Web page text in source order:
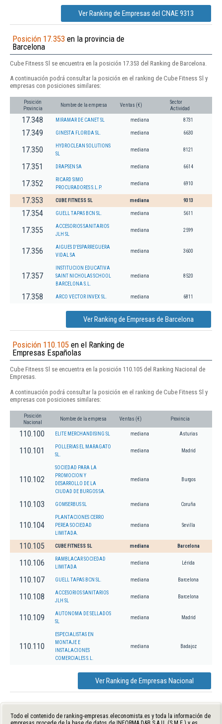
Ver Ranking de Empresas del CNAE 9313
Posición 17.353 en la provincia de
Barcelona
Cube Fitness Sl se encuentra en la posición 17.353 del Ranking de Barcelona.
A continuación podrá consultar la posición en el ranking de Cube Fitness Sl y
empresas con posiciones similares:
Posición
Provincia
Nombre de la empresa Ventas (€)
Sector
Actividad
17.348 MIRAMAR DE CANET SL mediana 8731
17.349 GINESTA FLORIDA SL. mediana 6630
17.350
HYDROCLEAN SOLUTIONS
SL
mediana 8121
17.351 DRAPSEN SA mediana 6614
17.352
RICARD SIMO
PROCURADORES S.L.P.
mediana 6910
17.353 CUBE FITNESS SL mediana 9313
17.354 GUELL TAPAS BCN SL. mediana 5611
17.355
ACCESORIOS SANITARIOS
JLH SL
mediana 2599
17.356
AIGUES D'ESPARREGUERA
VIDAL SA
mediana 3600
17.357
INSTITUCION EDUCATIVA
SAINT NICHOLAS SCHOOL
BARCELONA S.L.
mediana 8520
17.358 ARCO VECTOR INVEX SL. mediana 6811
Ver Ranking de Empresas de Barcelona
Posición 110.105 en el Ranking de
Empresas Españolas
Cube Fitness Sl se encuentra en la posición 110.105 del Ranking Nacional de
Empresas.
A continuación podrá consultar la posición en el ranking de Cube Fitness Sl y
empresas con posiciones similares:
Posición
Nacional
Nombre de la empresa Ventas (€) Provincia
110.100 ELITE MERCHANDISING SL mediana Asturias
110.101
POLLERIAS EL MARAGATO
SL.
mediana Madrid
110.102
SOCIEDAD PARA LA
PROMOCION Y
DESARROLLO DE LA
CIUDAD DE BURGOS SA.
mediana Burgos
110.103 GOMSERBUS SL mediana Coruña
110.104
PLANTACIONES CERRO
PEREA SOCIEDAD
LIMITADA.
mediana Sevilla
110.105 CUBE FITNESS SL mediana Barcelona
110.106
RAMBLACAR SOCIEDAD
LIMITADA
mediana Lérida
110.107 GUELL TAPAS BCN SL. mediana Barcelona
110.108
ACCESORIOS SANITARIOS
JLH SL
mediana Barcelona
110.109
AUTONOMA DE SELLADOS
SL
mediana Madrid
110.110
ESPECIALISTAS EN
MONTAJE E
INSTALACIONES
COMERCIALES S.L.
mediana Badajoz
Ver Ranking de Empresas Nacional
Todo el contenido de ranking-empresas.eleconomista.es y toda la información de